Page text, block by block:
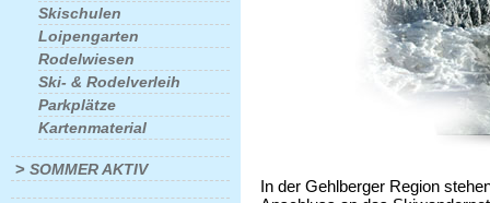
Skischulen
Loipengarten
Rodelwiesen
Ski- & Rodelverleih
Parkplätze
Kartenmaterial
> SOMMER AKTIV
In der Gehlberger Region